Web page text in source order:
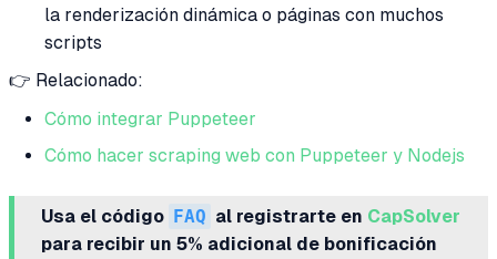
la renderización dinámica o páginas con muchos
scripts
👉 Relacionado:
Cómo integrar Puppeteer
Cómo hacer scraping web con Puppeteer y Nodejs
Usa el código FAQ al registrarte en CapSolver
para recibir un 5% adicional de bonificación